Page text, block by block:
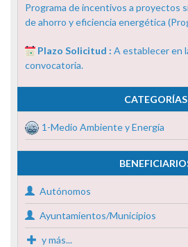
Programa de incentivos a proyectos
de ahorro y eficiencia energética
Plazo Solicitud : A establecer en
convocatoria.
CATEGORÍAS
1-Medio Ambiente y Energía
Autónomos
Ayuntamientos/Municipios
y más...